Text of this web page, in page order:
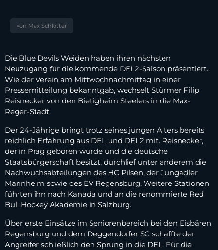
von Max Schlötter
Die Blue Devils Weiden haben ihren nächsten
Neuzugang für die kommende DEL2-Saison präsentiert.
Wie der Verein am Mittwochnachmittag in einer
Pressemitteilung bekanntgab, wechselt Stürmer Filip
Reisnecker von den Bietigheim Steelers in die Max-
Reger-Stadt.
Der 24-Jährige bringt trotz seines jungen Alters bereits
reichlich Erfahrung aus DEL und DEL2 mit. Reisnecker,
der in Prag geboren wurde und die deutsche
Staatsbürgerschaft besitzt, durchlief unter anderem die
Nachwuchsabteilungen des HC Pilsen, der Jungadler
Mannheim sowie des EV Regensburg. Weitere Stationen
führten ihn nach Kanada und an die renommierte Red
Bull Hockey Akademie in Salzburg.
Über erste Einsätze im Seniorenbereich bei den Eisbären
Regensburg und dem Deggendorfer SC schaffte der
Angreifer schließlich den Sprung in die DEL. Für die